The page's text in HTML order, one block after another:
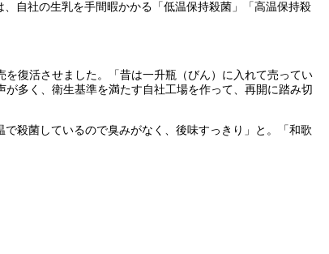
自社の生乳を手間暇かかる「低温保持殺菌」「高温保持殺
復活させました。「昔は一升瓶（びん）に入れて売ってい
多く、衛生基準を満たす自社工場を作って、再開に踏み切
殺菌しているので臭みがなく、後味すっきり」と。「和歌